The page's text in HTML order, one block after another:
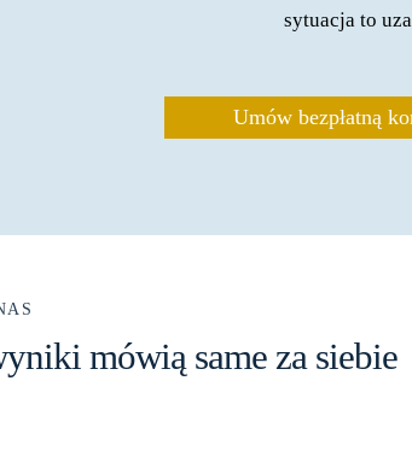
sytuacja to
Umów bezpłatną
mówią same za siebie